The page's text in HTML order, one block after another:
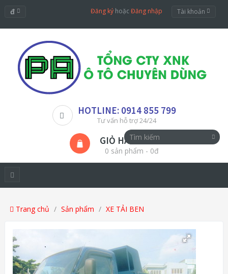
đ Đăng ký hoặcĐăng nhập Tài khoản
HOTLINE: 0914 855 799
Tư vấn hỗ trợ 24/24
GIỎ HÀNG
0 sản phẩm - 0đ
Trang chủ Sản phẩm XE TẢI BEN